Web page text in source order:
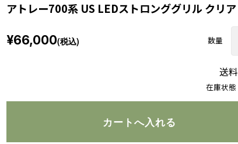
アトレー700系 US LEDストロンググリル クリア
在庫状態
¥66,000(税込) 数量
送